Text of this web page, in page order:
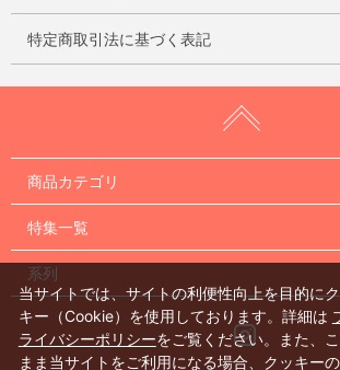
特定商取引法に基づく表記
商品カテゴリ
特集一覧
系列
当サイトでは、サイトの利便性向上を目的に
キー（Cookie）を使用しております。詳細は
ライバシーポリシーをご覧ください。また、
まま当サイトをご利用になる場合、クッキー